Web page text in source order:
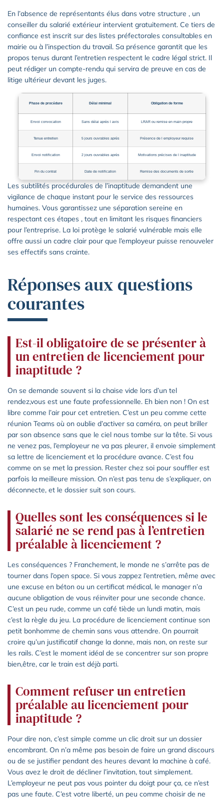
En l’absence de représentants élus dans votre structure , un
conseiller du salarié extérieur intervient gratuitement. Ce tiers de
confiance est inscrit sur des listes préfectorales consultables en
mairie ou à l’inspection du travail. Sa présence garantit que les
propos tenus durant l’entretien respectent le cadre légal strict. Il
peut rédiger un compte-rendu qui servira de preuve en cas de
litige ultérieur devant les juges.
Phase de procédure Délai minimal Obligation de forme
Envoi convocation Sans délai après l avis LRAR ou remise en main propre
Tenue entretien 5 jours ouvrables après Présence de l employeur requise
Envoi notification 2 jours ouvrables après Motivations précises de l inaptitude
Fin du contrat Date de notification Remise des documents de sortie
Les subtilités procédurales de l’inaptitude demandent une
vigilance de chaque instant pour le service des ressources
humaines. Vous garantissez une séparation sereine en
respectant ces étapes , tout en limitant les risques financiers
pour l’entreprise. La loi protège le salarié vulnérable mais elle
offre aussi un cadre clair pour que l’employeur puisse renouveler
ses effectifs sans crainte.
Réponses aux questions
courantes
Est-il obligatoire de se présenter à
un entretien de licenciement pour
inaptitude ?
On se demande souvent si la chaise vide lors d’un tel
rendez,vous est une faute professionnelle. Eh bien non ! On est
libre comme l’air pour cet entretien. C’est un peu comme cette
réunion Teams où on oublie d’activer sa caméra, on peut briller
par son absence sans que le ciel nous tombe sur la tête. Si vous
ne venez pas, l’employeur ne va pas pleurer, il envoie simplement
sa lettre de licenciement et la procédure avance. C’est fou
comme on se met la pression. Rester chez soi pour souffler est
parfois la meilleure mission. On n’est pas tenu de s’expliquer, on
déconnecte, et le dossier suit son cours.
Quelles sont les conséquences si le
salarié ne se rend pas à l’entretien
préalable à licenciement ?
Les conséquences ? Franchement, le monde ne s’arrête pas de
tourner dans l’open space. Si vous zappez l’entretien, même avec
une excuse en béton ou un certificat médical, le manager n’a
aucune obligation de vous réinviter pour une seconde chance.
C’est un peu rude, comme un café tiède un lundi matin, mais
c’est la règle du jeu. La procédure de licenciement continue son
petit bonhomme de chemin sans vous attendre. On pourrait
croire qu’un justificatif change la donne, mais non, on reste sur
les rails. C’est le moment idéal de se concentrer sur son propre
bien,être, car le train est déjà parti.
Comment refuser un entretien
préalable au licenciement pour
inaptitude ?
Pour dire non, c’est simple comme un clic droit sur un dossier
encombrant. On n’a même pas besoin de faire un grand discours
ou de se justifier pendant des heures devant la machine à café.
Vous avez le droit de décliner l’invitation, tout simplement.
L’employeur ne peut pas vous pointer du doigt pour ça, ce n’est
pas une faute. C’est votre liberté, un peu comme choisir de ne